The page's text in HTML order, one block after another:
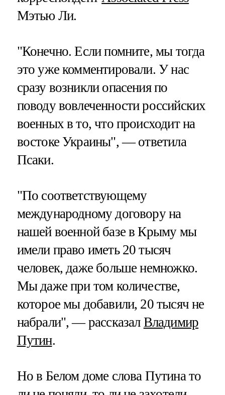
Мэтью Ли.
"Конечно. Если помните, мы тогда
это уже комментировали. У нас
сразу возникли опасения по
поводу вовлеченности российских
военных в то, что происходит на
востоке Украины", — ответила
Псаки.
"По соответствующему
международному договору на
нашей военной базе в Крыму мы
имели право иметь 20 тысяч
человек, даже больше немножко.
Мы даже при том количестве,
которое мы добавили, 20 тысяч не
набрали", — рассказал Владимир
Путин.
Но в Белом доме слова Путина то